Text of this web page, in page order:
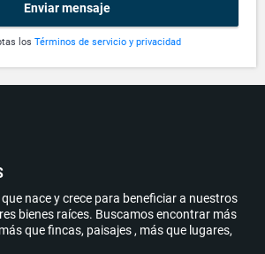
Enviar mensaje
los Términos de servicio y privacidad
nace y crece para beneficiar a nuestros
bienes raíces. Buscamos encontrar más
que fincas, paisajes , más que lugares,